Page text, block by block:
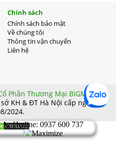
Chính sách
Chính sách bảo mật
Về chúng tôi
Thông tin vận chuyển
Liên hệ
Phần Thương Mại BIGMART.
KH & ĐT Hà Nội cấp ngày
2024.